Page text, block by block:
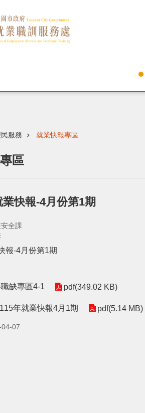
服務 就業快報專區
區
快報-4月份第1期
全課
報-4月份第1期
缺專區4-1 pdf(349.02 KB)
年就業快報4月1期 pdf(5.14 MB)
07